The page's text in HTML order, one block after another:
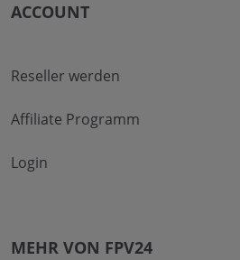
ACCOUNT
Reseller werden
Affiliate Programm
Login
MEHR VON FPV24